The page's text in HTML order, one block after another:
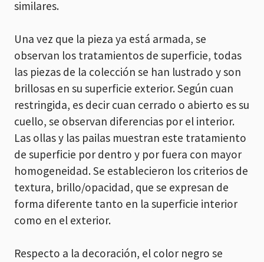
similares.
Una vez que la pieza ya está armada, se
observan los tratamientos de superficie, todas
las piezas de la colección se han lustrado y son
brillosas en su superficie exterior. Según cuan
restringida, es decir cuan cerrado o abierto es su
cuello, se observan diferencias por el interior.
Las ollas y las pailas muestran este tratamiento
de superficie por dentro y por fuera con mayor
homogeneidad. Se establecieron los criterios de
textura, brillo/opacidad, que se expresan de
forma diferente tanto en la superficie interior
como en el exterior.
Respecto a la decoración, el color negro se